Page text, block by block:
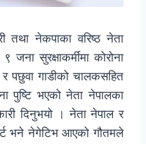
तथा नेकपाका वरिष्ठ नेता
सुरक्षाकर्मीमा कोरोना
पछुवा गाडीको चालकसहित
पुष्टि भएको नेता नेपालका
दिनुभयो । नेता नेपाल र
भने नेगेटिभ आएको गौतमले